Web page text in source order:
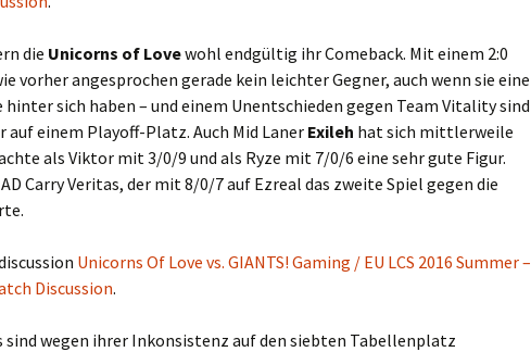
die Unicorns of Lovewohl endgültig ihr Comeback. Mit einem 2:0
vorher angesprochen gerade kein leichter Gegner, auch wenn sie eine
hinter sich haben – und einem Unentschieden gegen Team Vitality sind
auf einem Playoff-Platz. Auch Mid Laner Exileh hat sich mittlerweile
als Viktor mit 3/0/9 und als Ryze mit 7/0/6 eine sehr gute Figur.
Carry Veritas, der mit 8/0/7 auf Ezreal das zweite Spiel gegen die
Unicorns Of Love vs. GIANTS! Gaming / EU LCS 2016 Summer –
Discussion.
sind wegen ihrer Inkonsistenz auf den siebten Tabellenplatz